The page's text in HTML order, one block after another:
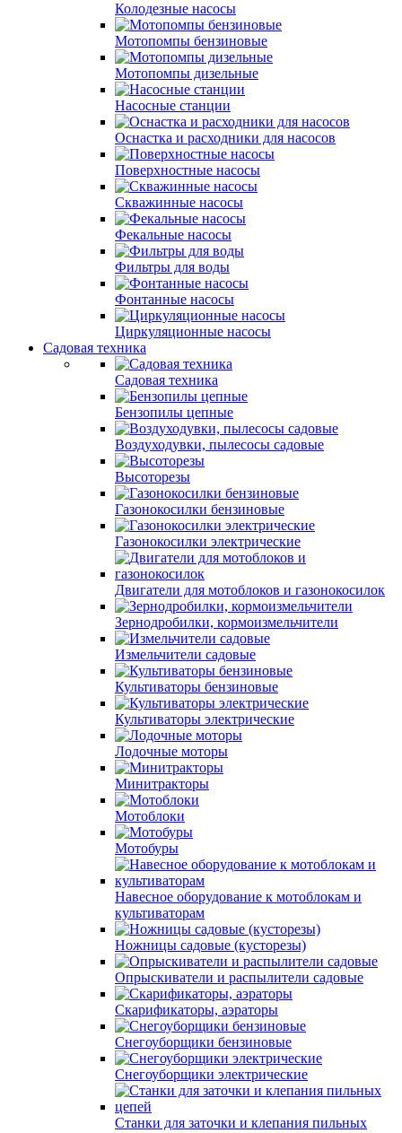
Колодезные насосы
Мотопомпы бензиновые
Мотопомпы дизельные
Насосные станции
Оснастка и расходники для насосов
Поверхностные насосы
Скважинные насосы
Фекальные насосы
Фильтры для воды
Фонтанные насосы
Циркуляционные насосы
Садовая техника
Садовая техника
Бензопилы цепные
Воздуходувки, пылесосы садовые
Высоторезы
Газонокосилки бензиновые
Газонокосилки электрические
Двигатели для мотоблоков и газонокосилок
Зернодробилки, кормоизмельчители
Измельчители садовые
Культиваторы бензиновые
Культиваторы электрические
Лодочные моторы
Минитракторы
Мотоблоки
Мотобуры
Навесное оборудование к мотоблокам и
культиваторам
Ножницы садовые (кусторезы)
Опрыскиватели и распылители садовые
Скарификаторы, аэраторы
Снегоуборщики бензиновые
Снегоуборщики электрические
Станки для заточки и клепания пильных